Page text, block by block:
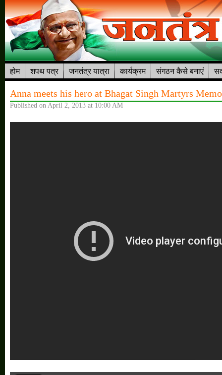
होम शपथ पत्र जनतंत्र यात्रा कार्यक्रम संगठन कैसे बनाएं
Anna meets his hero at Bhagat Singh Martyrs
Published on April 2, 2013 at 10:00 AM